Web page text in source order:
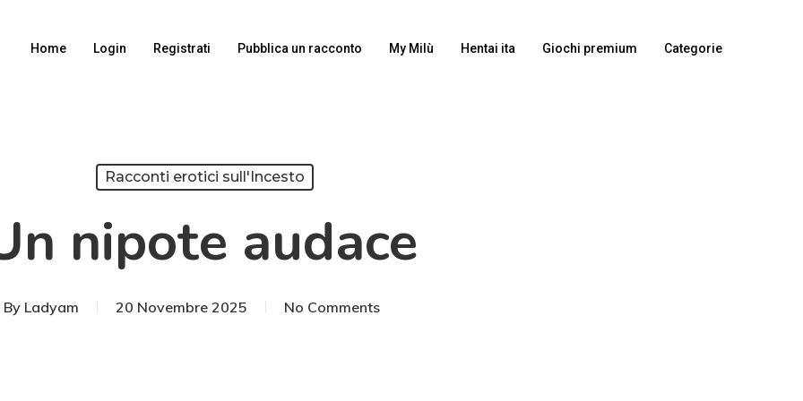
Home Login Registrati Pubblica un racconto My Milù Hentai ita Giochi premium Categorie
Racconti erotici sull'Incesto
nipote audace
By Ladyam 20 Novembre 2025 No Comments